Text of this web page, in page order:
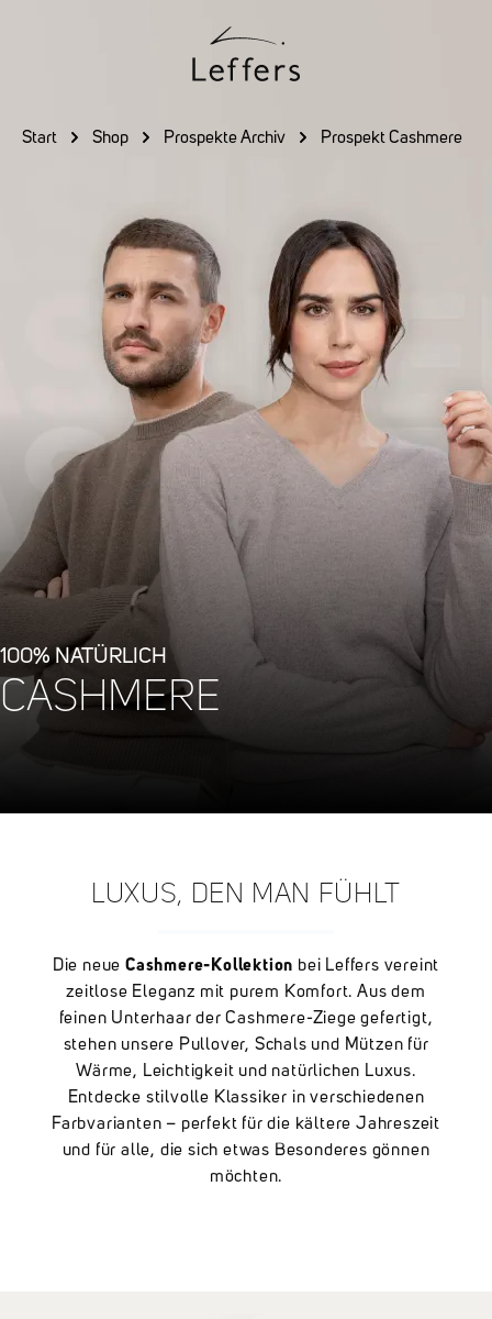
Start Shop Prospekte Archiv Prospekt Cashmere
CASHMERE
100% NATÜRLICH
LUXUS, DEN MAN FÜHLT
Die neue Cashmere-Kollektion bei Leffers vereint
zeitlose Eleganz mit purem Komfort. Aus dem
feinen Unterhaar der Cashmere-Ziege gefertigt,
stehen unsere Pullover, Schals und Mützen für
Wärme, Leichtigkeit und natürlichen Luxus.
Entdecke stilvolle Klassiker in verschiedenen
Farbvarianten – perfekt für die kältere Jahreszeit
und für alle, die sich etwas Besonderes gönnen
möchten.